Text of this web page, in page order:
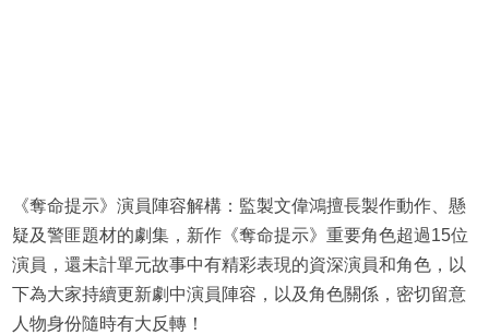
《奪命提示》演員陣容解構：監製文偉鴻擅長製作動作、懸
疑及警匪題材的劇集，新作《奪命提示》重要角色超過15位
演員，還未計單元故事中有精彩表現的資深演員和角色，以
下為大家持續更新劇中演員陣容，以及角色關係，密切留意
人物身份隨時有大反轉！